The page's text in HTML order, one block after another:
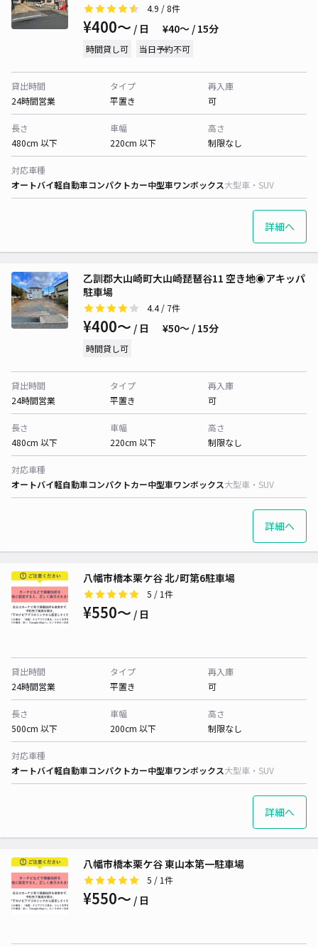
4.9 / 8件
¥400〜 / 日 ¥40〜 / 15分
時間貸し可 当日予約不可
貸出時間
24時間営業
タイプ
平置き
再入庫
可
長さ
480cm 以下
車幅
220cm 以下
高さ
制限なし
対応車種
オートバイ軽自動車コンパクトカー中型車ワンボックス大型車・SUV
詳細へ
乙訓郡大山崎町大山崎琵琶谷11 空き地◉アキッパ
駐車場
4.4/ 7件
¥400〜 / 日 ¥50〜 / 15分
時間貸し可
貸出時間
24時間営業
タイプ
平置き
再入庫
可
長さ
480cm 以下
車幅
220cm 以下
高さ
制限なし
対応車種
オートバイ軽自動車コンパクトカー中型車ワンボックス大型車・SUV
詳細へ
八幡市橋本栗ケ谷 北ﾉ町第6駐車場
5 / 1件
¥550〜 / 日
貸出時間
24時間営業
タイプ
平置き
再入庫
可
長さ
500cm 以下
車幅
200cm 以下
高さ
制限なし
対応車種
オートバイ軽自動車コンパクトカー中型車ワンボックス大型車・SUV
詳細へ
八幡市橋本栗ケ谷 東山本第一駐車場
5 / 1件
¥550〜 / 日